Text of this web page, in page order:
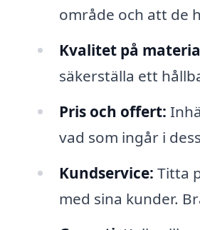
område och att de
Kvalitet på
säkerställa ett
Pris och offert:
vad som ingår i
Kundservice: Titta
med sina kunder.